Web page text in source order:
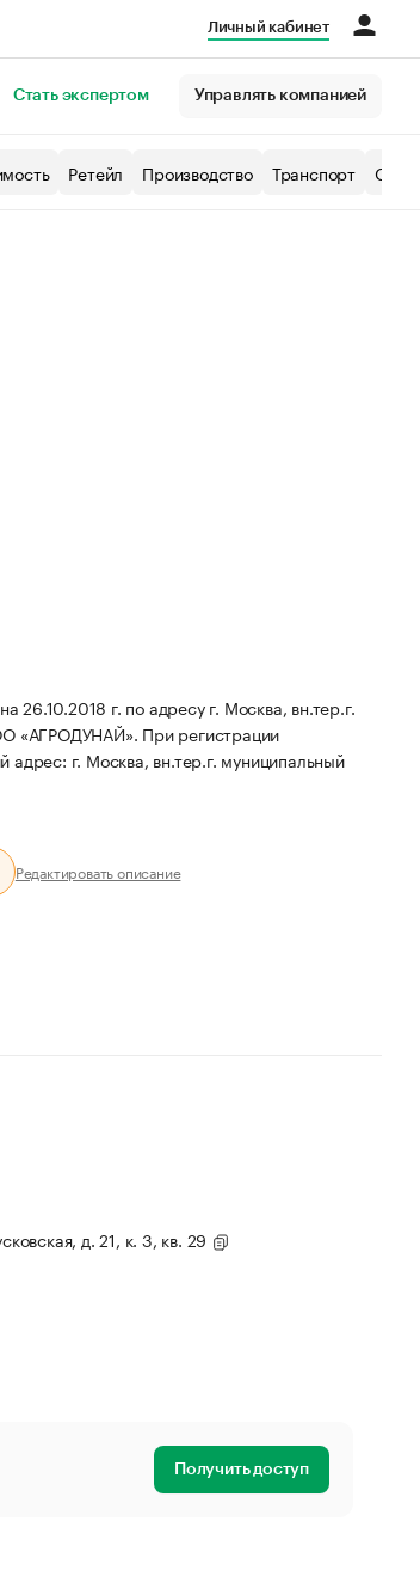
Личный кабинет
Стать экспертом Управлять компанией
Ретейл Производство Транспорт
г. по адресу г. Москва, вн.тер.г.
«АГРОДУНАЙ». При регистрации
адрес: г. Москва, вн.тер.г. муниципальный
Редактировать описание
д. 21, к. 3, кв. 29
Получить доступ